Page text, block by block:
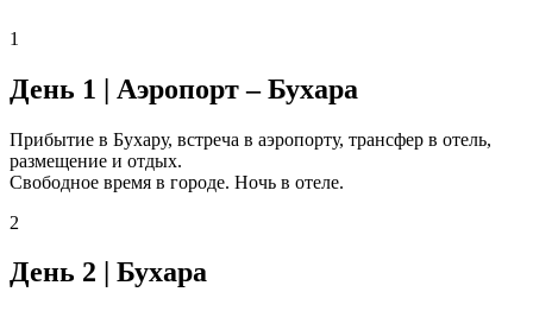
1
День 1 | Аэропорт – Бухара
Прибытие в Бухару, встреча в аэропорту, трансфер в отель,
размещение и отдых.
Свободное время в городе. Ночь в отеле.
2
День 2 | Бухара